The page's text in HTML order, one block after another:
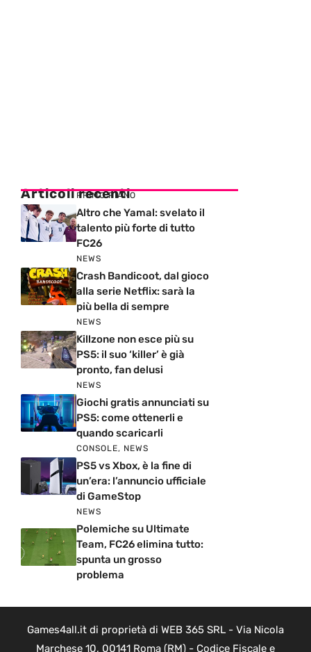
Articoli recenti
PRIMO PIANO
Altro che Yamal: svelato il
talento più forte di tutto
FC26
NEWS
Crash Bandicoot, dal gioco
alla serie Netflix: sarà la
più bella di sempre
NEWS
Killzone non esce più su
PS5: il suo ‘killer’ è già
pronto, fan delusi
NEWS
Giochi gratis annunciati su
PS5: come ottenerli e
quando scaricarli
CONSOLE, NEWS
PS5 vs Xbox, è la fine di
un’era: l’annuncio ufficiale
di GameStop
NEWS
Polemiche su Ultimate
Team, FC26 elimina tutto:
spunta un grosso
problema
Games4all.it di proprietà di WEB 365 SRL - Via Nicola
Marchese 10, 00141 Roma (RM) - Codice Fiscale e